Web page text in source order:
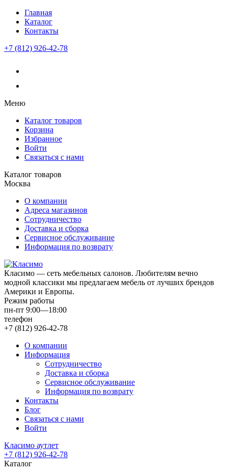
Главная
Каталог
Контакты
+7 (812) 926-42-78
Меню
Каталог товаров
Корзина
Избранное
Войти
Связаться с нами
Каталог товаров
Москва
О компании
Адреса магазинов
Сотрудничество
Доставка и сборка
Сервисное обслуживание
Информация по возврату
Класимо — cеть мебельных салонов. Любителям вечно
модной классики мы предлагаем мебель от лучших брендов
Америки и Европы.
Режим работы
пн-пт 9:00—18:00
телефон
+7 (812) 926-42-78
О компании
Информация
Сотрудничество
Доставка и сборка
Сервисное обслуживание
Информация по возврату
Контакты
Блог
Связаться с нами
Войти
Класимо аутлет
+7 (812) 926-42-78
Каталог